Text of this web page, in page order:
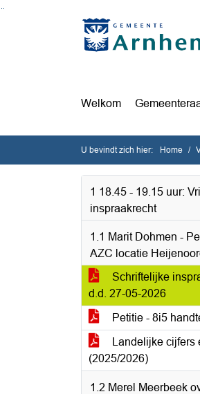
Ga naar de inhoud van deze pagina
Ga naar het zoeken
Ga naar het menu
Welkom
U bevindt zich hier: Home
1 18.45 - 19.15 uur:
inspraakrecht
1.1 Marit Dohmen -
AZC locatie
Schriftelijke
d.d. 27-05-2026
Petitie - 8i5
Landelijke cijfers
(2025/2026)
1.2 Merel Meerbeek